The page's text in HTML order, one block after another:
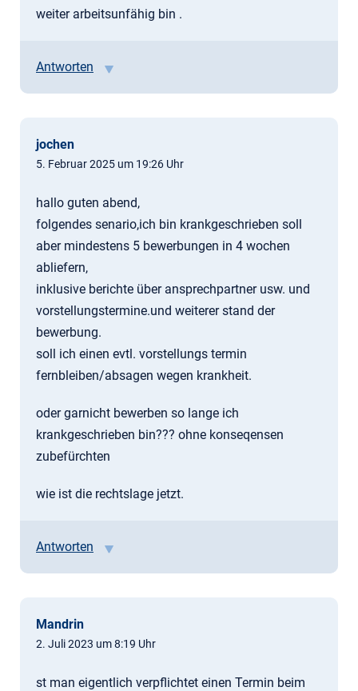
weiter arbeitsunfähig bin .
Antworten
jochen
5. Februar 2025 um 19:26 Uhr
hallo guten abend,
folgendes senario,ich bin krankgeschrieben soll
aber mindestens 5 bewerbungen in 4 wochen
abliefern,
inklusive berichte über ansprechpartner usw. und
vorstellungstermine.und weiterer stand der
bewerbung.
soll ich einen evtl. vorstellungs termin
fernbleiben/absagen wegen krankheit.
oder garnicht bewerben so lange ich
krankgeschrieben bin??? ohne konseqensen
zubefürchten
wie ist die rechtslage jetzt.
Antworten
Mandrin
2. Juli 2023 um 8:19 Uhr
st man eigentlich verpflichtet einen Termin beim